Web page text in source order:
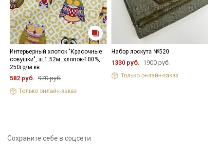
Интерьерный хлопок "Красочные
совушки", ш.1.52м, хлопок-100%,
250гр/м.кв
582 руб. 970 руб.
Только онлайн-заказ
Набор лоскута №520
1330 руб. 1900 руб.
Только онлайн-заказ
Сохраните себе в соцсети